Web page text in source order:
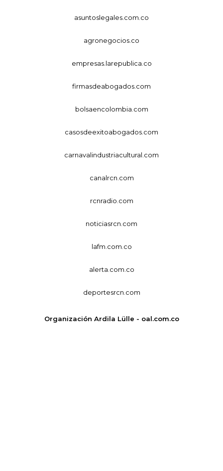
asuntoslegales.com.co
agronegocios.co
empresas.larepublica.co
firmasdeabogados.com
bolsaencolombia.com
casosdeexitoabogados.com
carnavalindustriacultural.com
canalrcn.com
rcnradio.com
noticiasrcn.com
lafm.com.co
alerta.com.co
deportesrcn.com
Organización Ardila Lülle - oal.com.co